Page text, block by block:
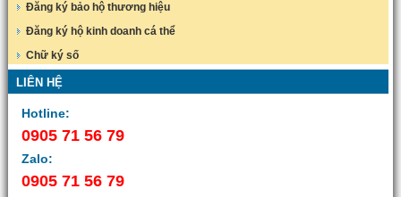
Đăng ký bảo hộ thương hiệu
Đăng ký hộ kinh doanh cá thể
Chữ ký số
LIÊN HỆ
Hotline:
0905 71 56 79
Zalo:
0905 71 56 79